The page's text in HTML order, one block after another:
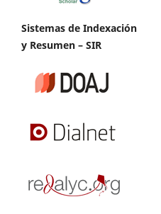
Sistemas de Indexación
y Resumen – SIR